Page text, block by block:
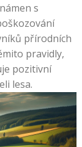
s
přírodních
pravidly,
pozitivní
lesa.